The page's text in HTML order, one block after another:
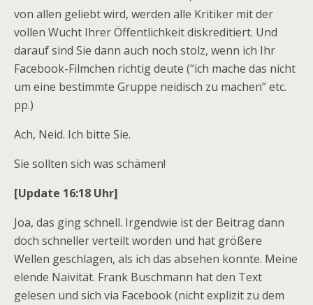
von allen geliebt wird, werden alle Kritiker mit der
vollen Wucht Ihrer Öffentlichkeit diskreditiert. Und
darauf sind Sie dann auch noch stolz, wenn ich Ihr
Facebook-Filmchen richtig deute (“ich mache das nicht
um eine bestimmte Gruppe neidisch zu machen” etc.
pp.)
Ach, Neid. Ich bitte Sie.
Sie sollten sich was schämen!
[Update 16:18 Uhr]
Joa, das ging schnell. Irgendwie ist der Beitrag dann
doch schneller verteilt worden und hat größere
Wellen geschlagen, als ich das absehen konnte. Meine
elende Naivität. Frank Buschmann hat den Text
gelesen und sich via Facebook (nicht explizit zu dem